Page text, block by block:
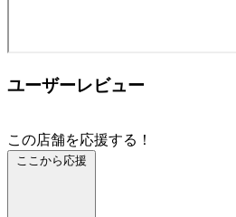
ユーザーレビュー
この店舗を応援する！
ここから応援